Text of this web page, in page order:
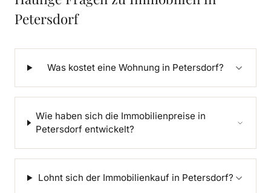
Petersdorf
Was kostet eine Wohnung in Petersdorf?
Wie haben sich die Immobilienpreise in
Petersdorf entwickelt?
Lohnt sich der Immobilienkauf in Petersdorf?